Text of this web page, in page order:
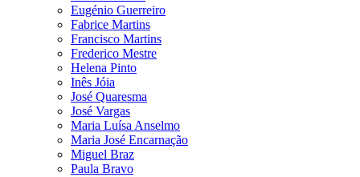
Eugénio Guerreiro
Fabrice Martins
Francisco Martins
Frederico Mestre
Helena Pinto
Inês Jóia
José Quaresma
José Vargas
Maria Luísa Anselmo
Maria José Encarnação
Miguel Braz
Paula Bravo